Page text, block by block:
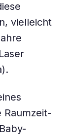
vielleicht
Raumzeit-